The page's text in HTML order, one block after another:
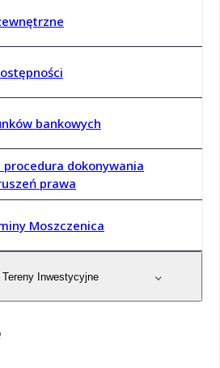
bankowych
dokonywania
prawa
Moszczenica
Inwestycyjne